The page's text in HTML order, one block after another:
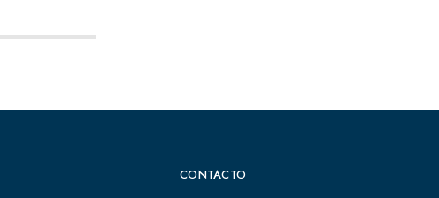
CONTACTO